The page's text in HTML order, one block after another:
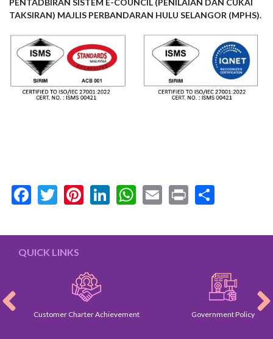
PENTADBIRAN SISTEM E-COUNCIL (PENILAIAN DAN CUKAI
TAKSIRAN) MAJLIS PERBANDARAN HULU SELANGOR (MPHS).
Facebook
Twitter
Pinterest
LinkedIn
WhatsApp
Email
Print
QUICK LINKS
Customer Charter Achievement Government Policy